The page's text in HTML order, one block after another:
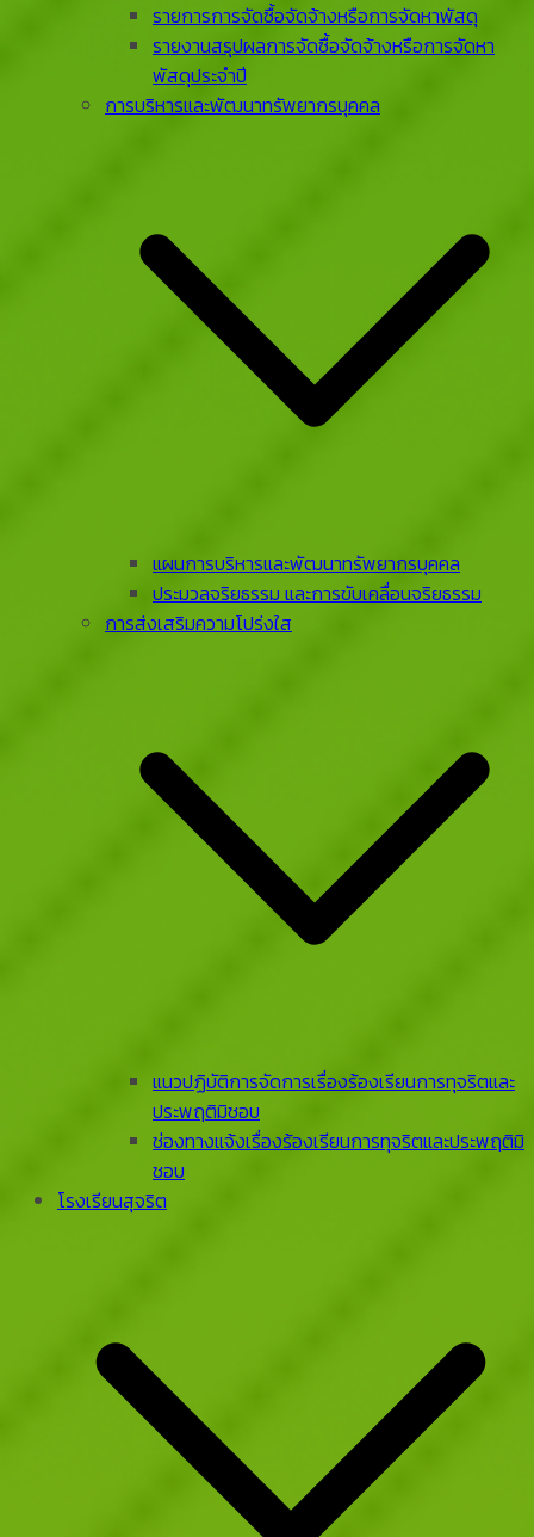
รายการการจัดซื้อจัดจ้างหรือการจัดหาพัสดุ
รายงานสรุปผลการจัดซื้อจัดจ้างหรือการจัดหา
พัสดุประจําปี
การบริหารและพัฒนาทรัพยากรบุคคล
แผนการบริหารและพัฒนาทรัพยากรบุคคล
ประมวลจริยธรรม และการขับเคลื่อนจริยธรรม
การส่งเสริมความโปร่งใส
แนวปฏิบัติการจัดการเรื่องร้องเรียนการทุจริตและ
ประพฤติมิชอบ
ช่องทางแจ้งเรื่องร้องเรียนการทุจริตและประพฤติมิ
ชอบ
โรงเรียนสุจริต